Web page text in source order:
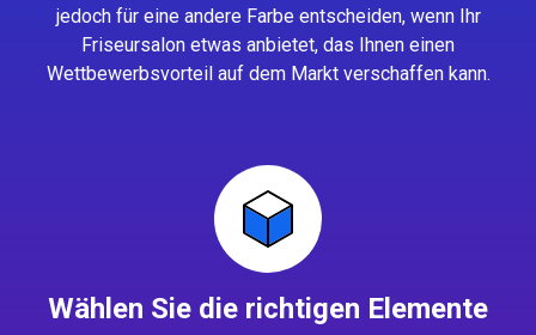
jedoch für eine andere Farbe entscheiden, wenn Ihr
Friseursalon etwas anbietet, das Ihnen einen
Wettbewerbsvorteil auf dem Markt verschaffen kann.
Wählen Sie die richtigen Elemente